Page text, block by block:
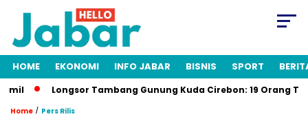
HOME EKONOMI INFO JABAR BISNIS SPORT
Longsor Tambang Gunung Kuda Cirebon: 19 Orang
Home / Pers Rilis